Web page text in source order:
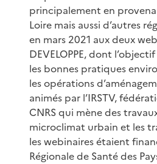
principalement en
Loire mais aussi d’autres
en mars 2021 aux deux
DEVELOPPE, dont
les bonnes pratiques
les opérations
animés par l’IRSTV,
CNRS qui mène des
microclimat urbain et les
les webinaires étaient
Régionale de Santé des